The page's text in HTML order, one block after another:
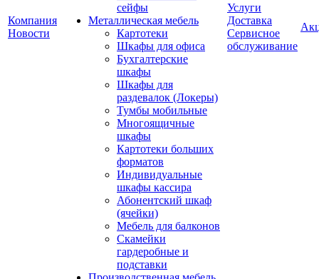
Компания
Новости
сейфы
Металлическая мебель
Картотеки
Шкафы для офиса
Бухгалтерские
шкафы
Шкафы для
раздевалок (Локеры)
Тумбы мобильные
Многоящичные
шкафы
Картотеки больших
форматов
Индивидуальные
шкафы кассира
Абонентский шкаф
(ячейки)
Мебель для балконов
Скамейки
гардеробные и
подставки
Услуги
Доставка
Сервисное
обслуживание